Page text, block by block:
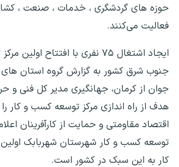
حوزه های گردشگری ، خدمات ، صنعت ،
فعالیت می‌کنند.
ایجاد اشتغال ۷۵ نفری با افتتاح
جنوب شرق کشور به گزارش گروه استان های
جوان از کرمان، جهانگیری مدیر کل فنی و
هدف از راه اندازی مرکز توسعه کسب و
اقتصاد مقاومتی و حمایت از کارآفرینان
توسعه کسب و کار شهرستان شهربابک
کار به این سبک در کشور است.